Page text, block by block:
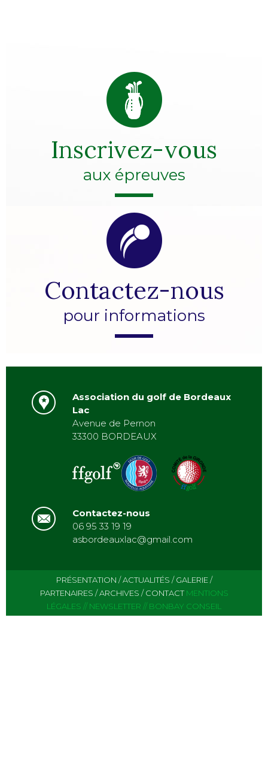
Inscrivez-vous
aux épreuves
Contactez-nous
pour informations
Association du golf de Bordeaux
Lac
Avenue de Pernon
33300 BORDEAUX
Contactez-nous
06 95 33 19 19
asbordeauxlac@gmail.com
PRÉSENTATION /ACTUALITÉS /GALERIE/
PARTENAIRES /ARCHIVES /CONTACT MENTIONS
LÉGALES // NEWSLETTER // BONBAY CONSEIL